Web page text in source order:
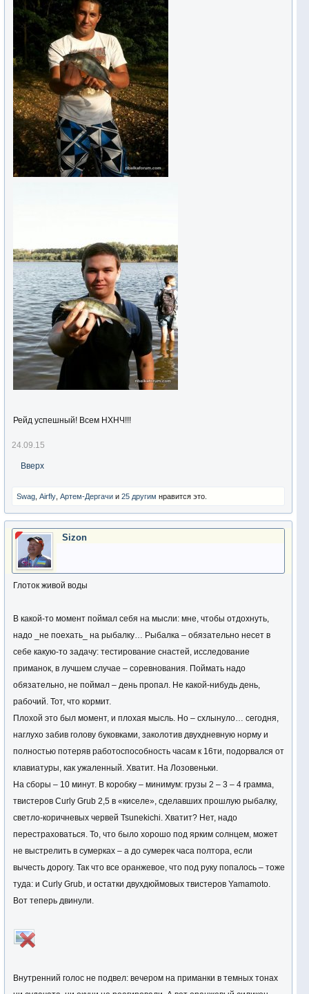
Рейд успешный! Всем НХНЧ!!!
24.09.15
Вверх
Swag Airfly Артем-Дергачи и 25 другим нравится это.
Sizon
Глоток живой воды
В какой-то момент поймал себя на мысли: мне, чтобы отдохнуть,
надо _не поехать_ на рыбалку… Рыбалка – обязательно несет в
себе какую-то задачу: тестирование снастей, исследование
приманок, в лучшем случае – соревнования. Поймать надо
обязательно, не поймал – день пропал. Не какой-нибудь день,
рабочий. Тот, что кормит.
Плохой это был момент, и плохая мысль. Но – схлынуло… сегодня,
наглухо забив голову буковками, заколотив двухдневную норму и
полностью потеряв работоспособность часам к 16ти, подорвался от
клавиатуры, как ужаленный. Хватит. На Лозовеньки.
На сборы – 10 минут. В коробку – минимум: грузы 2 – 3 – 4 грамма,
твистеров Curly Grub 2,5 в «киселе», сделавших прошлую рыбалку,
светло-коричневых червей Tsunekichi. Хватит? Нет, надо
перестраховаться. То, что было хорошо под ярким солнцем, может
не выстрелить в сумерках – а до сумерек часа полтора, если
вычесть дорогу. Так что все оранжевое, что под руку попалось – тоже
туда: и Curly Grub, и остатки двухдюймовых твистеров Yamamoto.
Вот теперь двинули.
Внутренний голос не подвел: вечером на приманки в темных тонах